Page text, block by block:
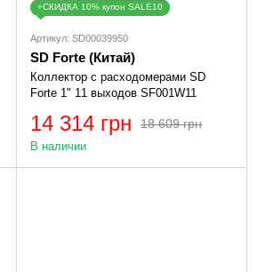
+СКИДКА 10% купон SALE10
Артикул: SD00039950
SD Forte (Китай)
Коллектор с расходомерами SD
Forte 1" 11 выходов SF001W11
18 609 грн
14 314 грн
В наличии